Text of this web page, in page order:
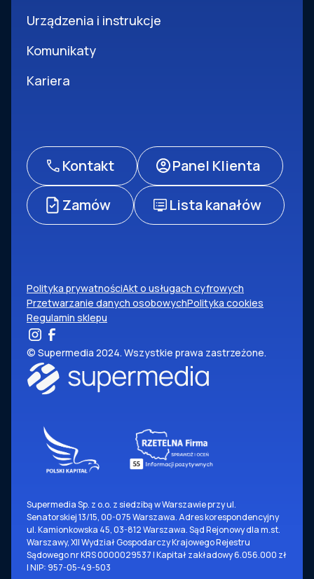
Urządzenia i instrukcje
Komunikaty
Kariera
Kontakt Panel Klienta
Zamów Lista kanałów
Polityka prywatnościAkt o usługach cyfrowych
Przetwarzanie danych osobowychPolityka cookies
Regulamin sklepu
© Supermedia 2024. Wszystkie prawa zastrzeżone.
Supermedia Sp. z o.o. z siedzibą w Warszawie przy ul.
Senatorskiej 13/15, 00-075 Warszawa. Adres korespondencyjny
ul. Kamionkowska 45, 03-812 Warszawa. Sąd Rejonowy dla m.st.
Warszawy, XII Wydział Gospodarczy Krajowego Rejestru
Sądowego nr KRS 0000029537 | Kapitał zakładowy 6.056.000 zł
| NIP: 957-05-49-503